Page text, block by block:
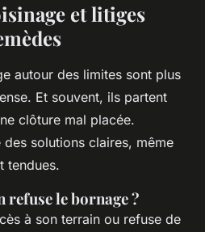
et litiges
autour des limites sont plus
Et souvent, ils partent
clôture mal placée.
solutions claires, même
tendues.
refuse le bornage ?
à son terrain ou refuse de